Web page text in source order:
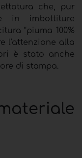
che, pur
in
imbottiture
“piuma 100%
l'attenzione alla
è stato anche
di stampa.